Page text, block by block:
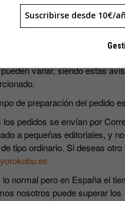
los precios incluyen IVA.
incluyen los
variar, siendo estas
de preparación del pedido
los pedidos se envían por
a pequeñas editoriales, y
tipo ordinario. Si deseas
lo normal pero en España el
nosotros puede superar
Suscribirse desde 10€/